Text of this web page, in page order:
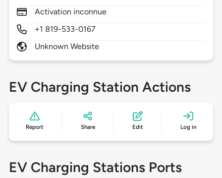
Activation inconnue
+1 819-533-0167
Unknown Website
EV Charging Station Actions
Report Share Edit Log in
EV Charging Stations Ports